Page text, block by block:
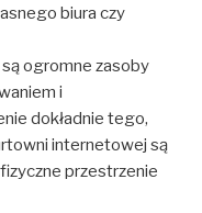
biura czy
ogromne zasoby
i
dokładnie tego,
internetowej są
przestrzenie